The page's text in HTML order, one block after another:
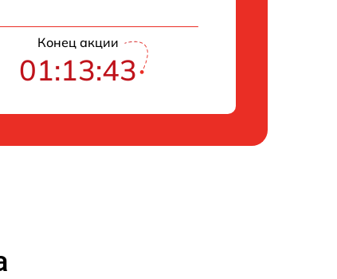
Конец акции
01:13:43